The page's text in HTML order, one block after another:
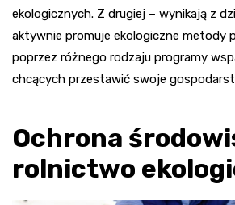
ekologicznych. Z drugiej – wynikają z
aktywnie promuje ekologiczne metody
poprzez różnego rodzaju programy
chcących przestawić swoje
Ochrona
rolnictwo